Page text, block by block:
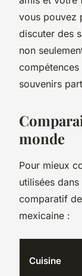
vous pouvez
discuter des
non
souvenirs
monde
Pour mieux
utilisées
comparatif
mexicaine :
Cuisine